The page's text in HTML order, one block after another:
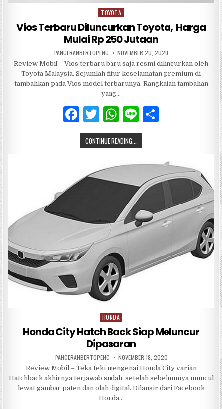
Posted
TOYOTA
Vios Terbaru Diluncurkan Toyota, Harga
Mulai Rp 250 Jutaan
PANGERANBERTOPENG NOVEMBER 20, 2020
Review Mobil – Vios terbaru baru saja resmi dilincurkan oleh
Toyota Malaysia. Sejumlah fitur keselamatan premium di
tambahkan pada Vios model terbarunya. Rangkaian tambahan
yang…
F
a
c
b
k
T
w
it
te
r
W
h
at
s
A
p
p
Li
n
e
CONTINUE READING...
Posted
in
HONDA
Honda City Hatch Back Siap Meluncur
Dipasaran
PANGERANBERTOPENG NOVEMBER 18, 2020
Review Mobil – Teka teki mengenai Honda City varian
Hatchback akhirnya terjawab sudah, setelah sebelumnya muncul
lewat gambar paten dan olah digital. Dilansir dari Facebook
Honda…